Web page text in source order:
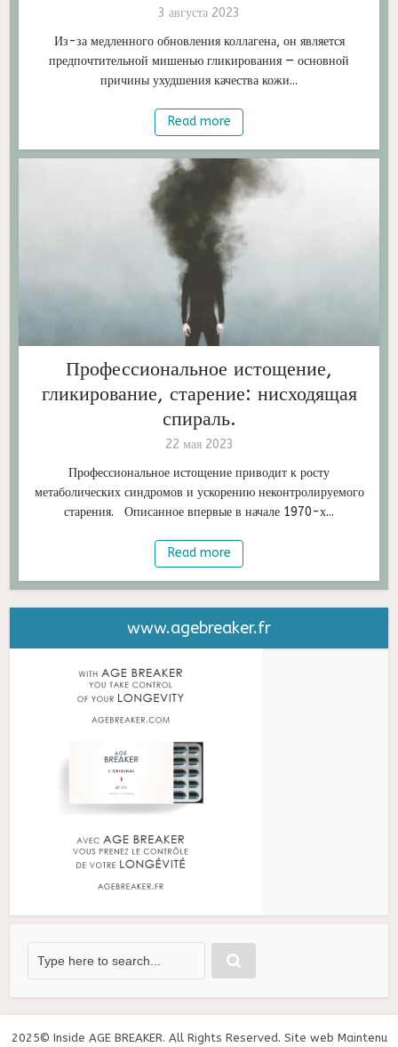
3 августа 2023
Из-за медленного обновления коллагена, он является
предпочтительной мишенью гликирования — основной
причины ухудшения качества кожи...
Read more
Профессиональное истощение,
гликирование, старение: нисходящая
спираль.
22 мая 2023
Профессиональное истощение приводит к росту
метаболических синдромов и ускорению неконтролируемого
старения. Описанное впервые в начале 1970-х...
Read more
www.agebreaker.fr
2025© Inside AGE BREAKER. All Rights Reserved. Site web Maintenu